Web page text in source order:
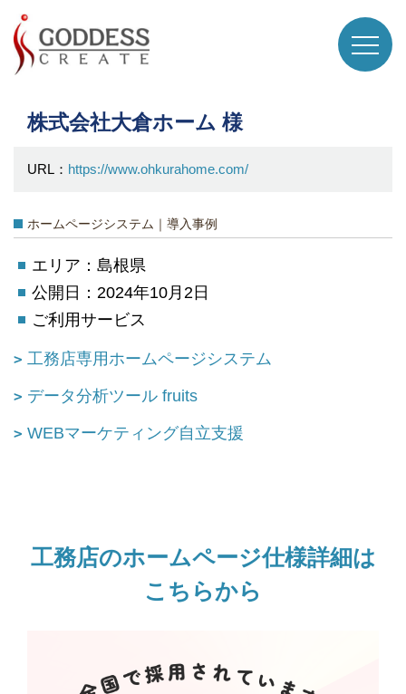
株式会社大倉ホーム 様
URL： https://www.ohkurahome.com/
ホームページシステム｜導入事例
エリア：島根県
公開日：2024年10月2日
ご利用サービス
工務店専用ホームページシステム
データ分析ツール fruits
WEBマーケティング自立支援
工務店のホームページ仕様詳細は
こちらから